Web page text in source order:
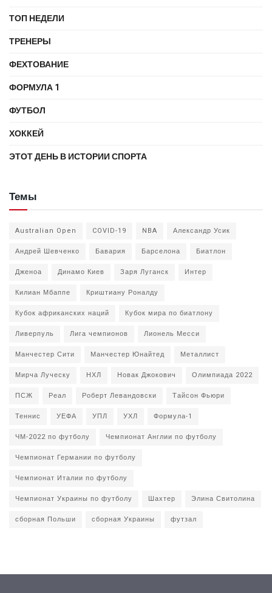
ТОП НЕДЕЛИ
ТРЕНЕРЫ
ФЕХТОВАНИЕ
ФОРМУЛА 1
ФУТБОЛ
ХОККЕЙ
ЭТОТ ДЕНЬ В ИСТОРИИ СПОРТА
Темы
Australian Open COVID-19 NBA
Александр Усик
Андрей Шевченко
Бавария Барселона
Биатлон
Дженоа
Динамо Киев Заря Луганск
Интер
Килиан Мбаппе
Криштиану Роналду
Кубок африканских наций
Кубок мира по биатлону
Ливерпуль
Лига чемпионов
Лионель Месси
Манчестер Сити
Манчестер Юнайтед
Металлист
Мирча Луческу
НХЛ Новак Джокович
Олимпиада 2022
ПСЖ
Реал Роберт Левандовски
Тайсон Фьюри
Теннис
УЕФА УПЛ УХЛ
Формула-1
ЧМ-2022 по футболу
Чемпионат Англии по футболу
Чемпионат Германии по футболу
Чемпионат Италии по футболу
Чемпионат Украины по футболу
Шахтер
Элина Свитолина
сборная Польши
сборная Украины футзал